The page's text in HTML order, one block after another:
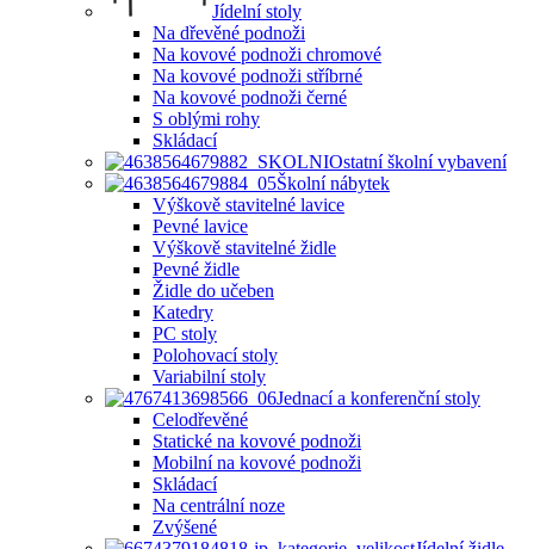
Jídelní stoly
Na dřevěné podnoži
Na kovové podnoži chromové
Na kovové podnoži stříbrné
Na kovové podnoži černé
S oblými rohy
Skládací
Ostatní školní vybavení
Školní nábytek
Výškově stavitelné lavice
Pevné lavice
Výškově stavitelné židle
Pevné židle
Židle do učeben
Katedry
PC stoly
Polohovací stoly
Variabilní stoly
Jednací a konferenční stoly
Celodřevěné
Statické na kovové podnoži
Mobilní na kovové podnoži
Skládací
Na centrální noze
Zvýšené